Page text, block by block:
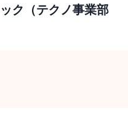
ク（テクノ事業部